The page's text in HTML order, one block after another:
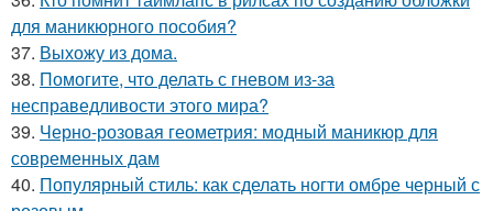
для маникюрного пособия?
37. Выхожу из дома.
38. Помогите, что делать с гневом из-за
несправедливости этого мира?
39. Черно-розовая геометрия: модный маникюр для
современных дам
40. Популярный стиль: как сделать ногти омбре черный с